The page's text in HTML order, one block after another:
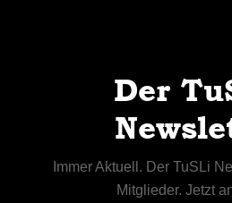
Der
Immer Aktuell. Der TuSLi
Mitglieder. Jetzt